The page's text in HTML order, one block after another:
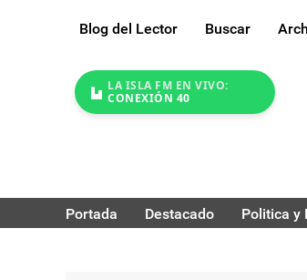
Blog del Lector Buscar
LA ISLA FM EN VIVO:
CONEXIÓN 40
Portada Destacado Politica y